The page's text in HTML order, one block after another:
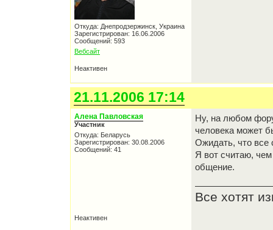
Откуда: Днепродзержинск, Украина
Зарегистрирован: 16.06.2006
Сообщений: 593
Вебсайт
Неактивен
21.11.2006 17:14
Алена Павловская
Участник
Откуда: Беларусь
Зарегистрирован: 30.08.2006
Сообщений: 41
Ну, на любом
человека может
Ожидать, что все
Я вот считаю,
общение.
Все хотят
Неактивен